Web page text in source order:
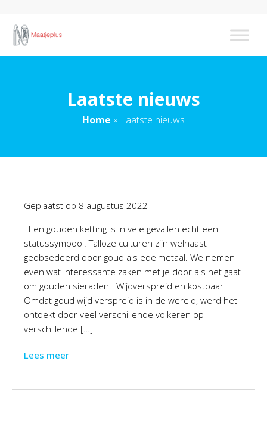
Laatste nieuws
Home » Laatste nieuws
Geplaatst op 8 augustus 2022
Een gouden ketting is in vele gevallen echt een
statussymbool. Talloze culturen zijn welhaast
geobsedeerd door goud als edelmetaal. We nemen
even wat interessante zaken met je door als het gaat
om gouden sieraden. Wijdverspreid en kostbaar
Omdat goud wijd verspreid is in de wereld, werd het
ontdekt door veel verschillende volkeren op
verschillende […]
Lees meer